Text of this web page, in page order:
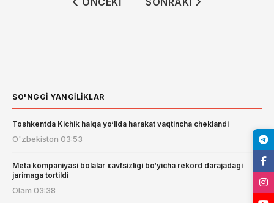
SO'NGGI YANGILIKLAR
Toshkentda Kichik halqa yo‘lida harakat vaqtincha cheklandi
O'zbekiston 03:53
Meta kompaniyasi bolalar xavfsizligi bo‘yicha rekord darajadagi
jarimaga tortildi
Olam 03:38